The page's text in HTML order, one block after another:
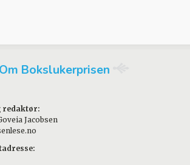
Om Bokslukerprisen
redaktør:
Jacobsen